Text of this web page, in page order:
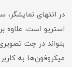
در انتهای نمایشگر،
استریو است. علاوه
بتواند در چت
میکروفون‌ها به